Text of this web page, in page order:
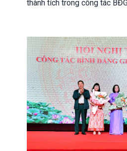
thành tích trong công tác